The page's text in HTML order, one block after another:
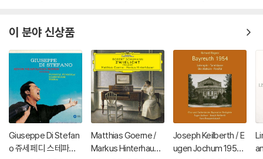
이 분야 신상품
Giuseppe Di Stefan
o 쥬세페 디 스테파노
Matthias Goerne /
Markus Hinterhause
Joseph Keilberth / E
ugen Jochum 1954